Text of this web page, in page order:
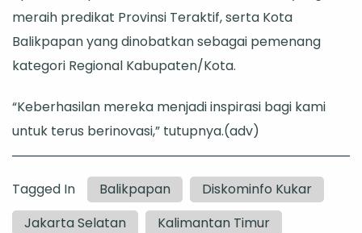
meraih predikat Provinsi Teraktif, serta Kota
Balikpapan yang dinobatkan sebagai pemenang
kategori Regional Kabupaten/Kota.
“Keberhasilan mereka menjadi inspirasi bagi kami
untuk terus berinovasi,” tutupnya.(adv)
Tagged In Balikpapan
Diskominfo Kukar
Jakarta Selatan
Kalimantan Timur